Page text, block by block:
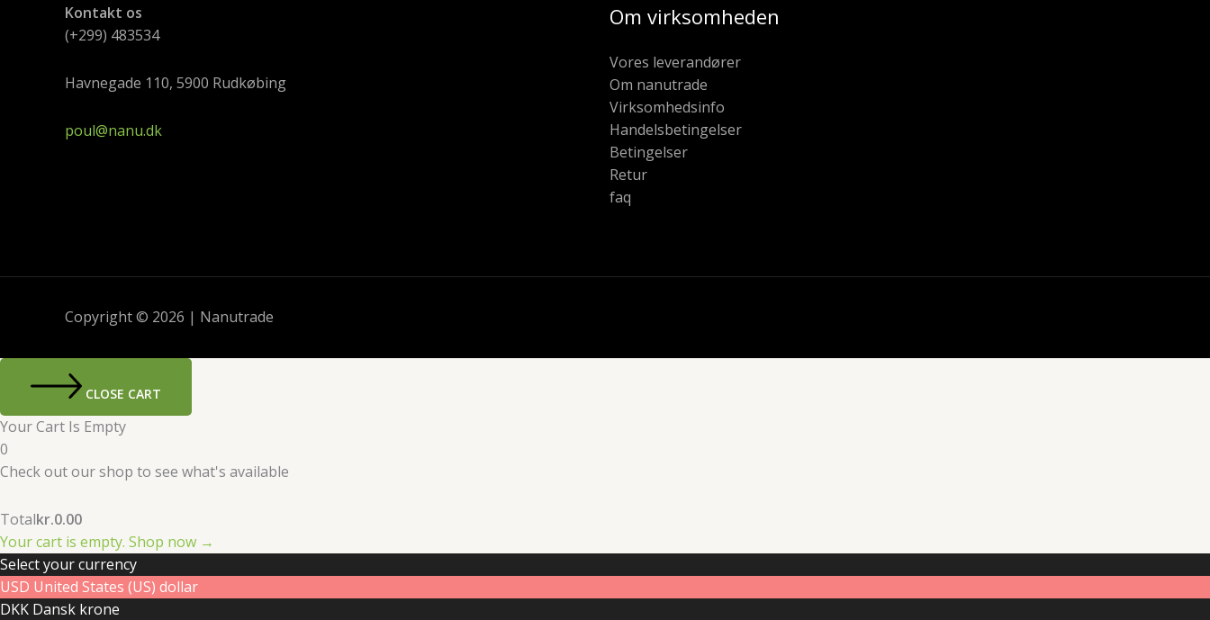
Kontakt os
(+299) 483534
Havnegade 110, 5900 Rudkøbing
poul@nanu.dk
Om virksomheden
Vores leverandører
Om nanutrade
Virksomhedsinfo
Handelsbetingelser
Betingelser
Retur
faq
Copyright © 2026 | Nanutrade
CLOSE CART
Your Cart Is Empty
0
Check out our shop to see what's available
Cart
Total:
Totalkr.0.00
Your cart is empty. Shop now →
Select your currency
USD United States (US) dollar
DKK Dansk krone